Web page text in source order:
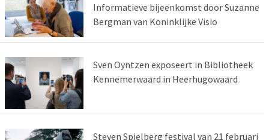
Informatieve bijeenkomst door Suzanne
Bergman van Koninklijke Visio
Sven Oyntzen exposeert in Bibliotheek
Kennemerwaard in Heerhugowaard
Steven Spielberg festival van 21 februari